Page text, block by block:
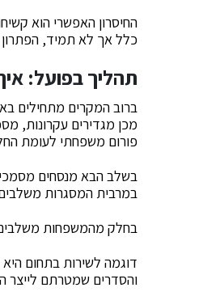
החיסרון האפשרי הוא
כלל אך לא תמיד, הפתרון
תהליך בפועל:
מכן מגדירים עקרונות,
פורום משפחתי לעומת
בשלב הבא מנסחים
במרבית המסגרות
בחלק מהמשפחות משלבים
דוגמה לשירות בתחום היא
והסדרים שמטרתם לייצר